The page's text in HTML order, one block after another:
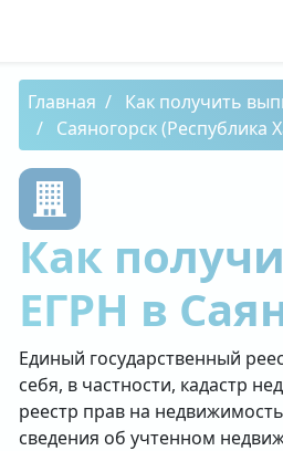
Главная
Как получить
Саяногорск (Республика
Как
ЕГРН в
Единый государственный
себя, в частности, кадастр
реестр прав на
сведения об учтенном